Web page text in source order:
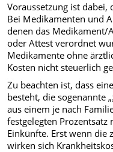
Voraussetzung ist
Bei Medikamenten und
denen das Medikament/
oder Attest verordnet
Medikamente ohne
Kosten nicht steuerlich
Zu beachten ist, dass
besteht, die sogenannte „
aus einem je nach
festgelegten
Einkünfte. Erst wenn
wirken sich